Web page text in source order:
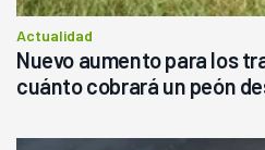
Actualidad
Nuevo aumento para los
cuánto cobrará un peón